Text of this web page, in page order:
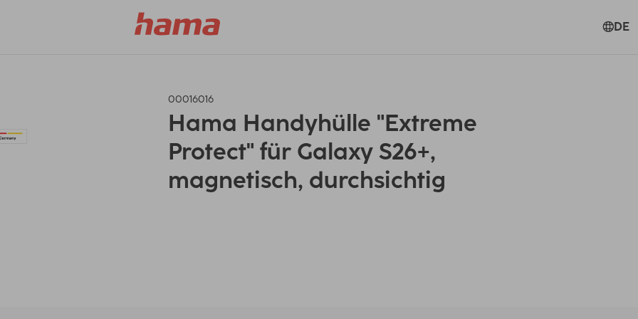
DE
00016016
Hama Handyhülle "Extreme
Protect" für Galaxy S26+,
magnetisch, durchsichtig